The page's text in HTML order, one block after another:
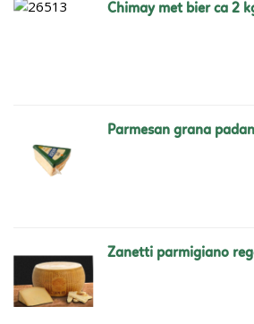
chimay met bier ca 2
parmesan grana
zanetti parmigiano